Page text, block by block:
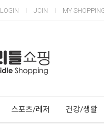
LOGIN JOIN MY
스포츠/레저 건강/생활